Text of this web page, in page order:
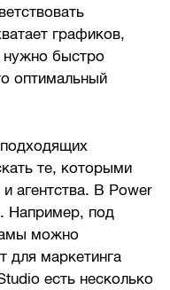
графиков,
нужно быстро
оптимальный
те, которыми
агентства. В Power
Например, под
можно
для маркетинга
есть несколько